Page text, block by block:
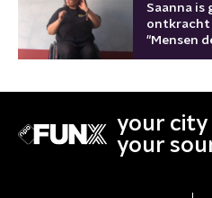
Saanna is
ontkracht
"Mensen
your city
your